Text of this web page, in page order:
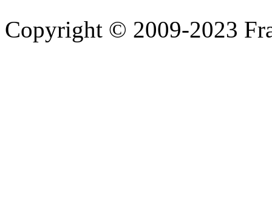
Copyright © 2009-2023